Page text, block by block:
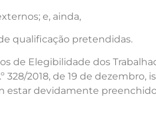
e, ainda,
qualificação pretendidas.
de Elegibilidade dos
328/2018, de 19 de dezembro,
estar devidamente